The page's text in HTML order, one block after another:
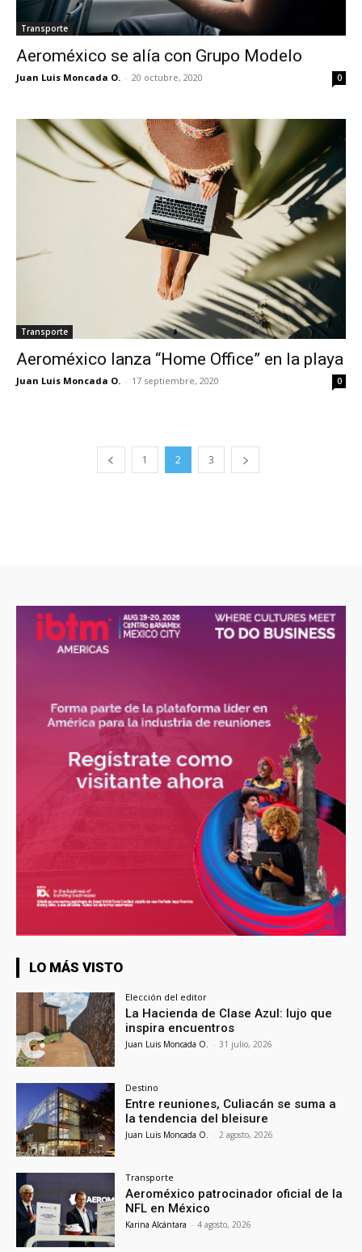
Transporte
Aeroméxico se alía con Grupo Modelo
Juan Luis Moncada O. - 20 octubre, 2020 0
Transporte
Aeroméxico lanza “Home Office” en la playa
Juan Luis Moncada O. - 17 septiembre, 2020 0
1 2 3
LO MÁS VISTO
Elección del editor
La Hacienda de Clase Azul: lujo que
inspira encuentros
Juan Luis Moncada O. - 31 julio, 2026
Destino
Entre reuniones, Culiacán se suma a
la tendencia del bleisure
Juan Luis Moncada O. - 2 agosto, 2026
Transporte
Aeroméxico patrocinador oficial de la
NFL en México
Karina Alcántara - 4 agosto, 2026